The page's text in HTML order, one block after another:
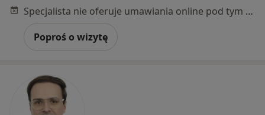
Specjalista nie oferuje umawiania online pod tym adresem.
Poproś o wizytę